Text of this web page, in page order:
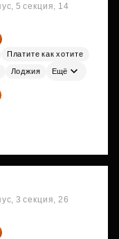
5 секция, 14
Платите как хотите
Лоджия Ещё
3 секция, 26